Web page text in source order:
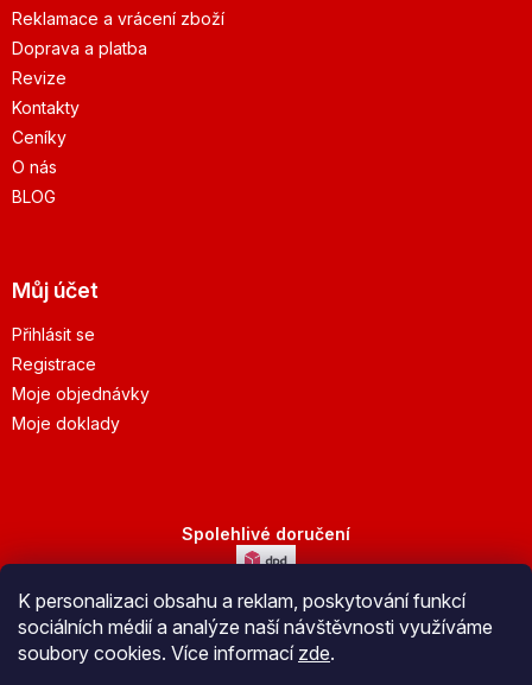
K personalizaci obsahu a reklam, poskytování funkcí
sociálních médií a analýze naší návštěvnosti využíváme
soubory cookies. Více informací zde.
Reklamace a vrácení zboží
Doprava a platba
Revize
Kontakty
Ceníky
O nás
BLOG
Můj účet
Přihlásit se
Registrace
Moje objednávky
Moje doklady
Spolehlivé doručení
Bezpečná platba